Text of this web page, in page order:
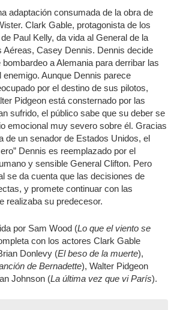
adaptación consumada de la obra de
Clark Gable, protagonista de los
Paul Kelly, da vida al General de la
Aéreas, Casey Dennis. Dennis decide
a Alemania para derribar las
Aunque Dennis parece
por el destino de sus pilotos,
Pidgeon está consternado por las
sufrido, el público sabe que su deber se
emocional muy severo sobre él. Gracias
de un senador de Estados Unidos, el
Dennis es reemplazado por el
y sensible General Clifton. Pero
se da cuenta que las decisiones de
y promete continuar con las
realizaba su predecesor.
por Sam Wood (Lo que el viento se
con los actores Clark Gable
Donlevy (El beso de la muerte),
de Bernadette), Walter Pidgeon
Johnson (La última vez que vi París).